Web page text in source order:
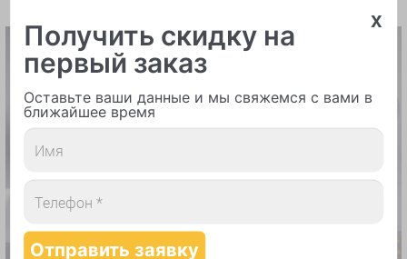
x
Получить скидку на
первый заказ
Оставьте ваши данные и мы свяжемся с вами в
ближайшее время